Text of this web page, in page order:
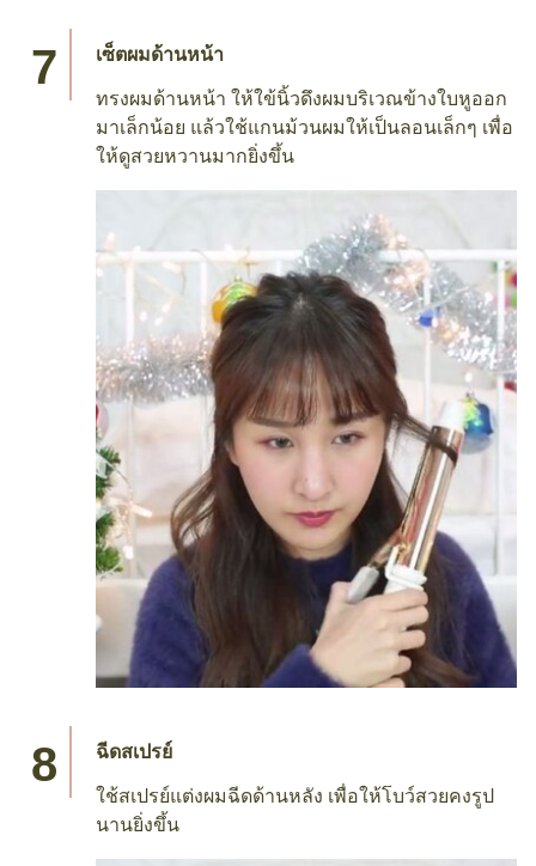
เซ็ตผมด้านหน้า
ทรงผมด้านหน้า ให้ใข้นิ้วดึงผมบริเวณข้างใบหูออก
มาเล็กน้อย แล้วใช้แกนม้วนผมให้เป็นลอนเล็กๆ เพื่อ
ให้ดูสวยหวานมากยิ่งขึ้น
ฉีดสเปรย์
ใช้สเปรย์แต่งผมฉีดด้านหลัง เพื่อให้โบว์สวยคงรูป
นานยิ่งขึ้น